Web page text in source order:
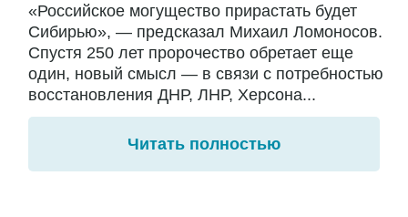
«Российское могущество прирастать будет
Сибирью», — предсказал Михаил Ломоносов.
Спустя 250 лет пророчество обретает еще
один, новый смысл — в связи с потребностью
восстановления ДНР, ЛНР, Херсона...
Читать полностью